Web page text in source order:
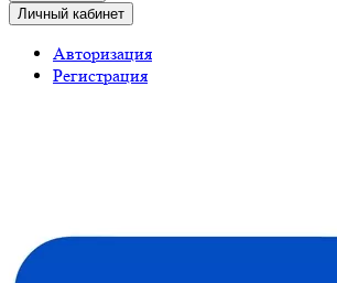
Личный кабинет
Авторизация
Регистрация